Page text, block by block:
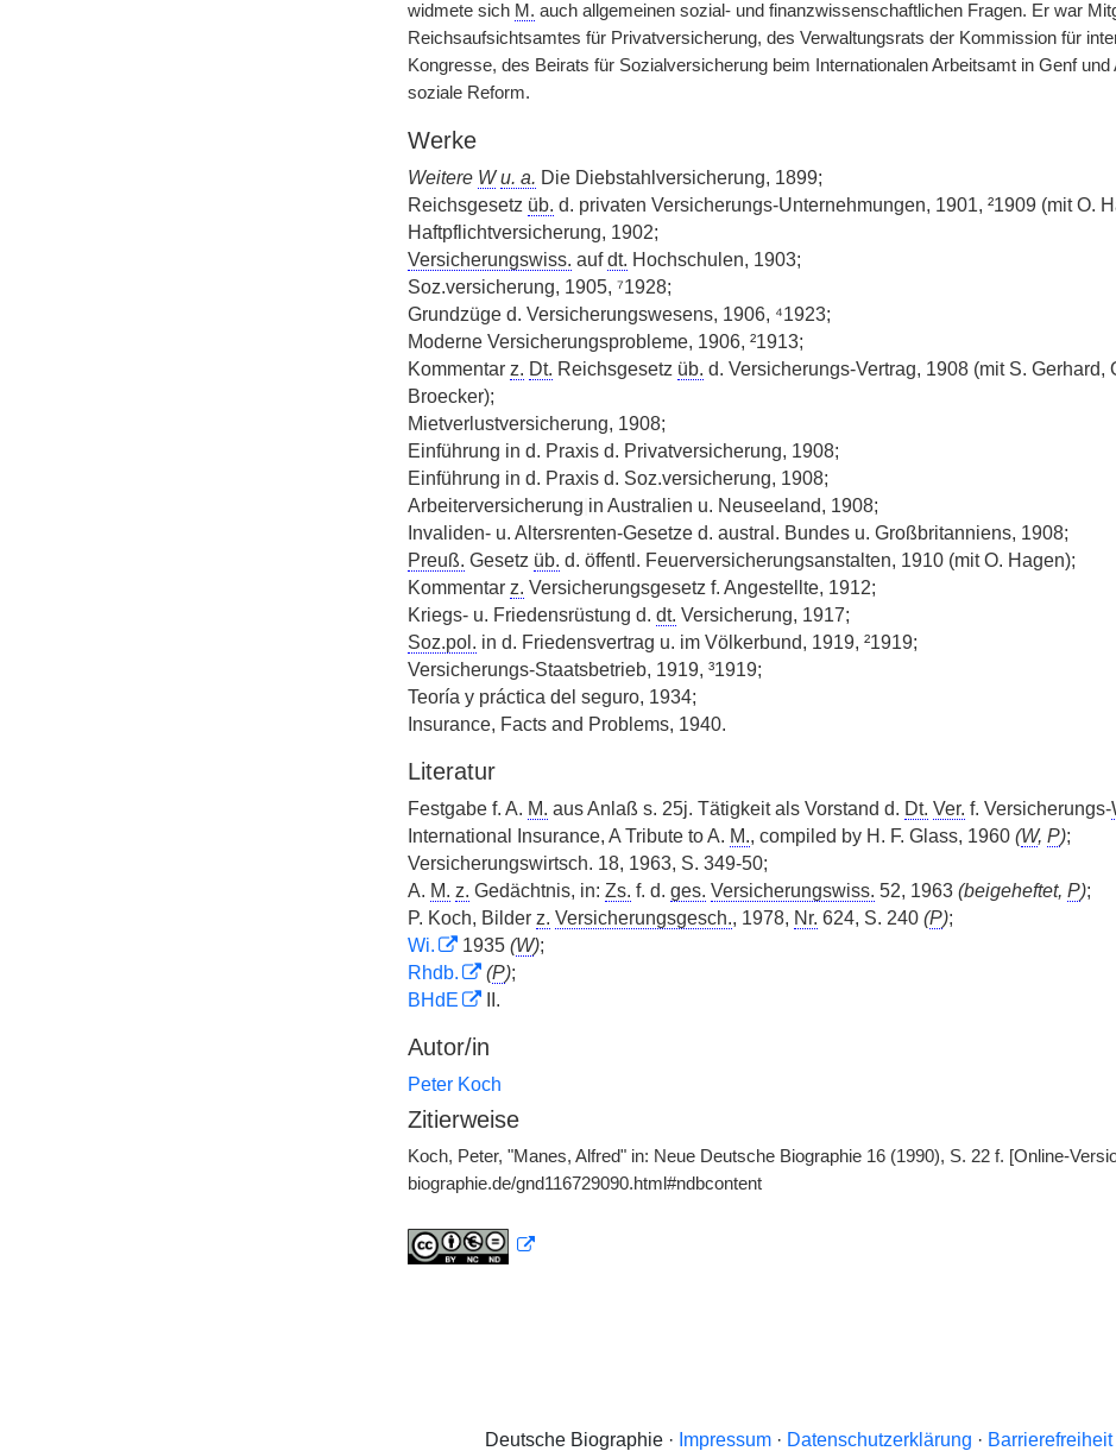
widmete sich M. auch allgemeinen sozial- und finanzwissenschaftlichen Fragen. Er war
Reichsaufsichtsamtes für Privatversicherung, des Verwaltungsrats der Kommission für
Kongresse, des Beirats für Sozialversicherung beim Internationalen Arbeitsamt in Genf
soziale Reform.
Werke
Weitere W u. a. Die Diebstahlversicherung, 1899;
Reichsgesetz üb. d. privaten Versicherungs-Unternehmungen, 1901, ²1909 (mit O.
Haftpflichtversicherung, 1902;
Versicherungswiss. aufdt. Hochschulen, 1903;
Soz.versicherung, 1905, ⁷1928;
Grundzüge d. Versicherungswesens, 1906, ⁴1923;
Moderne Versicherungsprobleme, 1906, ²1913;
Kommentar z. Dt. Reichsgesetz üb. d. Versicherungs-Vertrag, 1908 (mit S. Gerhard,
Broecker);
Mietverlustversicherung, 1908;
Einführung in d. Praxis d. Privatversicherung, 1908;
Einführung in d. Praxis d. Soz.versicherung, 1908;
Arbeiterversicherung in Australien u. Neuseeland, 1908;
Invaliden- u. Altersrenten-Gesetze d. austral. Bundes u. Großbritanniens, 1908;
Preuß. Gesetz üb. d. öffentl. Feuerversicherungsanstalten, 1910 (mit O. Hagen);
Kommentar z. Versicherungsgesetz f. Angestellte, 1912;
Kriegs- u. Friedensrüstung d. dt. Versicherung, 1917;
Soz.pol. in d. Friedensvertrag u. im Völkerbund, 1919, ²1919;
Versicherungs-Staatsbetrieb, 1919, ³1919;
Teoría y práctica del seguro, 1934;
Insurance, Facts and Problems, 1940.
Literatur
Festgabe f. A. M. aus Anlaß s. 25j. Tätigkeit als Vorstand d. Dt. Ver. f. Versicherungs-
International Insurance, A Tribute to A. M., compiled by H. F. Glass, 1960 (W, P);
Versicherungswirtsch. 18, 1963, S. 349-50;
A. M. z. Gedächtnis, in: Zs. f. d. ges. Versicherungswiss. 52, 1963 (beigeheftet, P);
P. Koch, Bilder z. Versicherungsgesch., 1978, Nr. 624, S. 240 (P);
Wi.
1935 (W);
Rhdb.
(P);
BHdE
II.
Autor/in
Peter Koch
Zitierweise
Koch, Peter, "Manes, Alfred" in: Neue Deutsche Biographie 16 (1990), S. 22 f. [Online-
biographie.de/gnd116729090.html#ndbcontent
Deutsche Biographie · Impressum · Datenschutzerklärung · Barrierefreiheit